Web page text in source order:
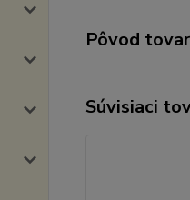
Pôvod
Súvisiaci